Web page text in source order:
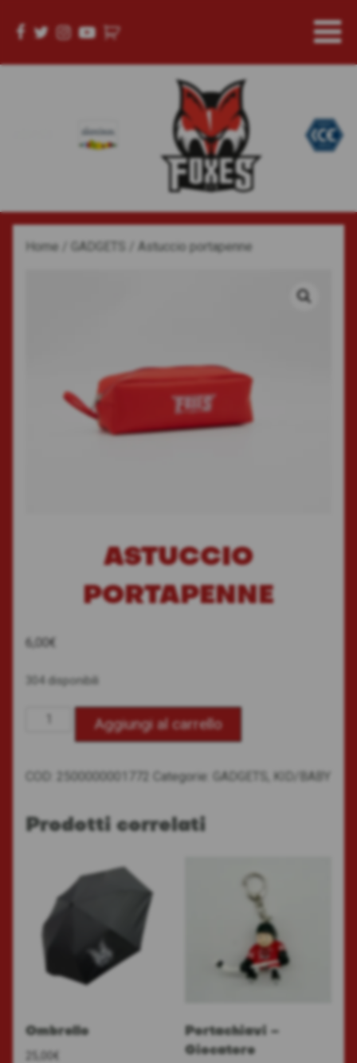
Home GADGETS / Astuccio portapenne
ASTUCCIO
PORTAPENNE
6,00€
304 disponibili
Astuccio
Aggiungi al carrello
2500000001772 Categorie: GADGETS KID/BABY
Prodotti correlati
Ombrello
€
Portachiavi –
Giocatore